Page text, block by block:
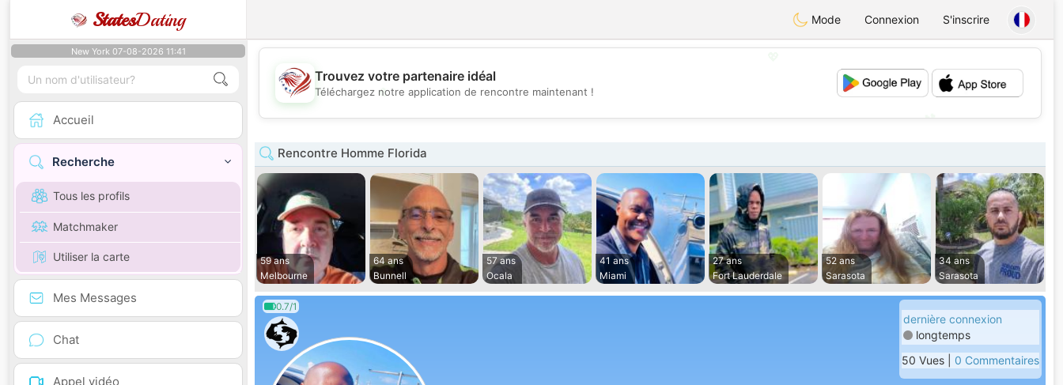
StatesDating Mode Connexion S'inscrire
New York 07-08-2026 11:41
Accueil
Recherche
Tous les profils
Matchmaker
Utiliser la carte
Mes Messages
Chat
Appel vidéo
💖
💕
Trouvez votre partenaire idéal
Téléchargez notre application de rencontre maintenant !
Rencontre Homme Florida
59 ans
Melbourne
64 ans
Bunnell
57 ans
Ocala
41 ans
Miami
27 ans
Fort Lauderdale
52 ans
Sarasota
34 ans
Sarasota
0.7/1
dernière connexion
longtemps
50 Vues | 0 Commentaires